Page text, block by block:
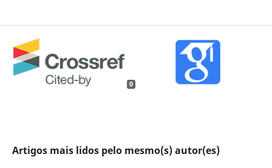
0
Artigos mais lidos pelo mesmo(s) autor(es)